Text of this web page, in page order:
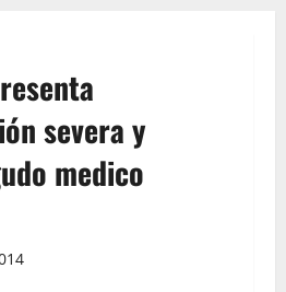
severa y
medico